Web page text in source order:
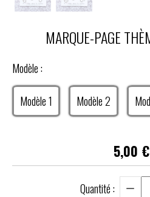
MARQUE-PAGE
Modèle :
Modèle 1 Modèle 2
5,00 €
Quantité :